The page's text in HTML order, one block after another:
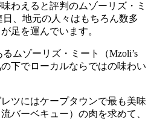
わえると評判のムゾーリズ・ミ
日、地元の人々はもちろん数多
足を運んでいます。
ムゾーリズ・ミート（Mzoli’s
下でローカルならではの味わい
ツにはケープタウンで最も美味
バーベキュー）の肉を求めて、